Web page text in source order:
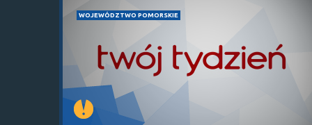
WOJEWÓDZTWO POMORSKIE